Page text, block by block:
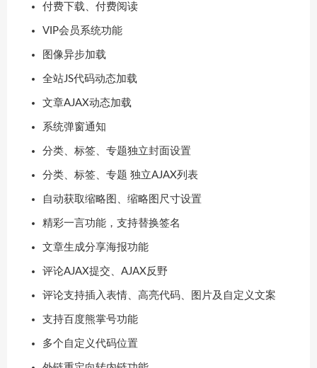
付费下载、付费阅读
VIP会员系统功能
图像异步加载
全站JS代码动态加载
文章AJAX动态加载
系统弹窗通知
分类、标签、专题独立封面设置
分类、标签、专题 独立AJAX列表
自动获取缩略图、缩略图尺寸设置
精彩一言功能，支持替换签名
文章生成分享海报功能
评论AJAX提交、AJAX反野
评论支持插入表情、高亮代码、图片及自定义文案
支持百度熊掌号功能
多个自定义代码位置